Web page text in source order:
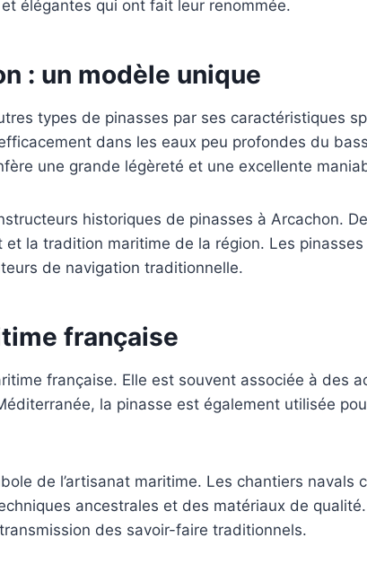
élégantes qui ont fait leur renommée.
: un modèle unique
types de pinasses par ses caractéristiques
dans les eaux peu profondes du
une grande légèreté et une excellente
historiques de pinasses à Arcachon.
la tradition maritime de la région. Les
de navigation traditionnelle.
française
française. Elle est souvent associée à des
la pinasse est également utilisée
de l’artisanat maritime. Les chantiers navals
ancestrales et des matériaux de
des savoir-faire traditionnels.